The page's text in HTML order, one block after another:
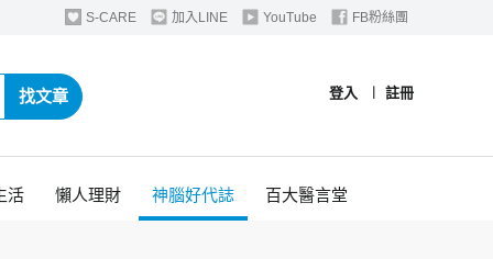
S-CARE 加入LINE YouTube FB粉絲團
登入 註冊
找文章
活 懶人理財 神腦好代誌 百大醫言堂